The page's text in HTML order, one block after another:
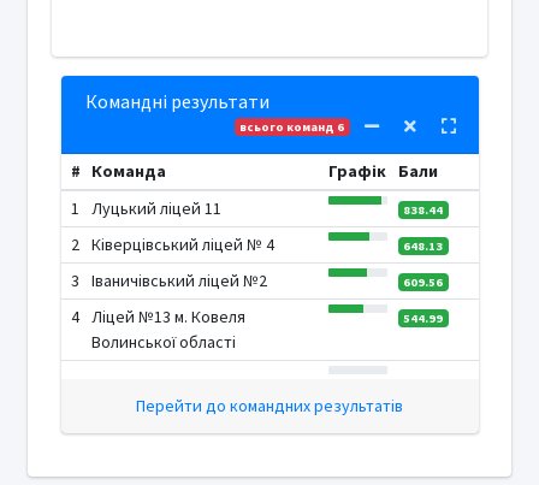
Командні результати
всього команд 6
# Команда Графік
Бали
1
Луцький ліцей 11 838.44
2 Ківерцівський ліцей № 4 648.13
3 Іваничівський ліцей №2 609.56
4 Ліцей №13 м. Ковеля
Волинської області
544.99
Перейти до командних результатів